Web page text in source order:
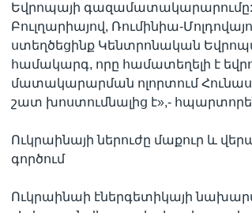
Եվրոպայի գազամատակարարումը:
Բուլղարիայով, Ռումինիա-
ստեղծեցինք Կենտրոնական
համակարգ, որը համատեղելի է
մատակարարման ոլորտում
շատ խոստումնալից է»,-
Ուկրաինայի ներուժը մաքուր և
գործում
Ուկրաինաի էներգետիկայի